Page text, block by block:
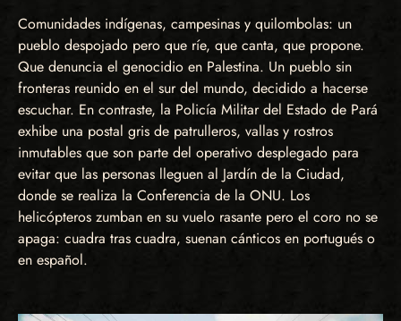
Comunidades indígenas, campesinas y quilombolas: un
pueblo despojado pero que ríe, que canta, que propone.
Que denuncia el genocidio en Palestina. Un pueblo sin
fronteras reunido en el sur del mundo, decidido a hacerse
escuchar. En contraste, la Policía Militar del Estado de Pará
exhibe una postal gris de patrulleros, vallas y rostros
inmutables que son parte del operativo desplegado para
evitar que las personas lleguen al Jardín de la Ciudad,
donde se realiza la Conferencia de la ONU. Los
helicópteros zumban en su vuelo rasante pero el coro no se
apaga: cuadra tras cuadra, suenan cánticos en portugués o
en español.